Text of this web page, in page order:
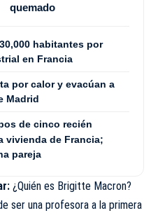
quemado
habitantes por
en Francia
por calor y evacúan a
Madrid
de cinco recién
vivienda de Francia;
pareja
¿Quién es Brigitte Macron?
ser una profesora a la primera